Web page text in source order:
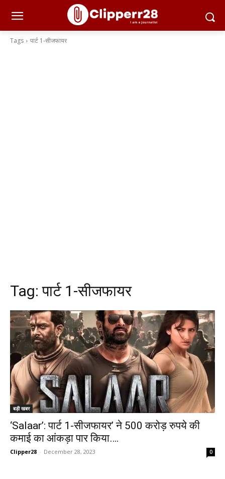
Tags पार्ट 1-सीजफायर
Tag:पार्ट 1-सीजफायर
बड़ी खबर
‘Salaar’: पार्ट 1-सीजफायर’ ने 500 करोड़ रुपये की
कमाई का आंकड़ा पार किया….
Clipper28 - December 28, 2023 0